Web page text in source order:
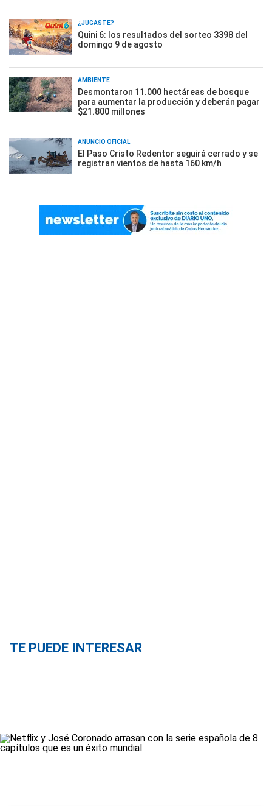
¿JUGASTE?
Quini 6: los resultados del sorteo 3398 del
domingo 9 de agosto
AMBIENTE
Desmontaron 11.000 hectáreas de bosque
para aumentar la producción y deberán pagar
$21.800 millones
ANUNCIO OFICIAL
El Paso Cristo Redentor seguirá cerrado y se
registran vientos de hasta 160 km/h
TE PUEDE INTERESAR